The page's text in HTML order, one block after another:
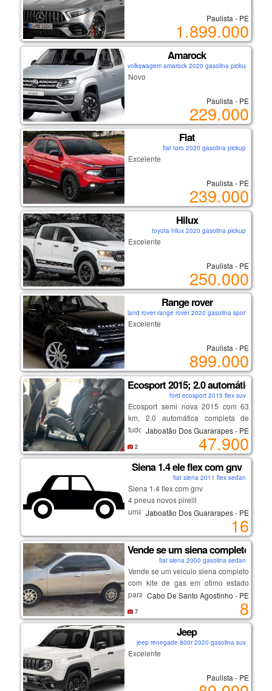
Paulista - PE
1.899.000
Amarock
volkswagem amarock 2020 gasolina pickup
Novo
Paulista - PE
229.000
Fiat
fiat toro 2020 gasolina pickup
Excelente
Paulista - PE
239.000
Hilux
toyota hilux 2020 gasolina pickup
Excelente
Paulista - PE
250.000
Range rover
land rover range rover 2020 gasolina sport
Excelente
Paulista - PE
899.000
Ecosport 2015; 2.0 automática
ford ecosport 2015 flex suv
Ecosport semi nova 2015 com 63
km, 2.0 automática completa de
tudo. Jaboatão Dos Guararapes - PE
47.900
2
Siena 1.4 ele flex com gnv
fiat siena 2011 flex sedan
Siena 1.4 flex com gnv
4 pneus novos pirelli
uma bateria nova com um ano de
Jaboatão Dos Guararapes - PE
16
Vende se um siena completo em
fiat siena 2000 gasolina sedan
Vende se um veiculo siena completo
com kite de gas em otimo estado
para uso pegou ja passar p o nome
Cabo De Santo Agostinho - PE
8
7
Jeep
jeep renegade 800r 2020 gasolina suv
Excelente
Paulista - PE